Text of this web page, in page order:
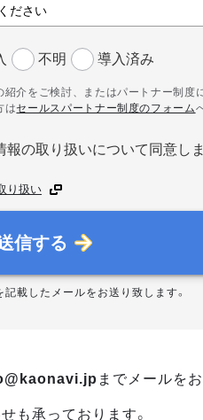
不明 導入済み
介をご検討、またはパートナー制度
はセールスパートナー制度のフォーム
報の取り扱いについて同意しま
り扱い
信する
載したメールをお送り致します。
までメールを
も承っております。